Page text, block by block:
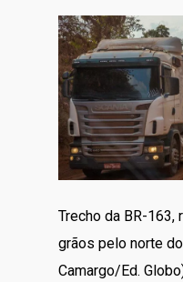
Trecho da BR-
grãos pelo norte
Camargo/Ed.